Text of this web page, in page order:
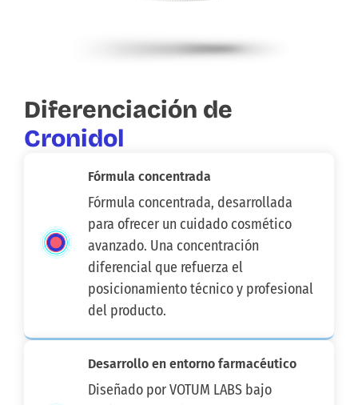
Diferenciación de
Cronidol
Fórmula concentrada
Fórmula concentrada, desarrollada
para ofrecer un cuidado cosmético
avanzado. Una concentración
diferencial que refuerza el
posicionamiento técnico y profesional
del producto.
Desarrollo en entorno farmacéutico
Diseñado por VOTUM LABS bajo